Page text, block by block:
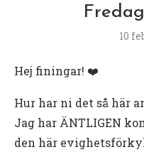
10
Hej finingar! ❤️
Hur har ni det så här
Jag har ÄNTLIGEN
den här